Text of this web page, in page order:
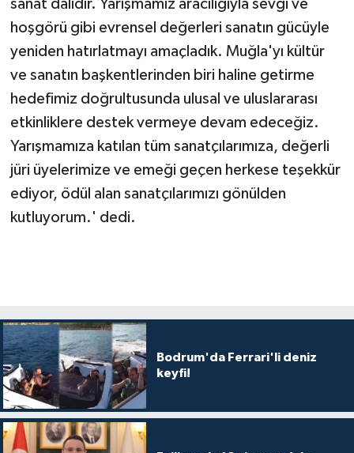
sanat dalıdır. Yarışmamız aracılığıyla sevgi ve
hoşgörü gibi evrensel değerleri sanatın gücüyle
yeniden hatırlatmayı amaçladık. Muğla'yı kültür
ve sanatın başkentlerinden biri haline getirme
hedefimiz doğrultusunda ulusal ve uluslararası
etkinliklere destek vermeye devam edeceğiz.
Yarışmamıza katılan tüm sanatçılarımıza, değerli
jüri üyelerimize ve emeği geçen herkese teşekkür
ediyor, ödül alan sanatçılarımızı gönülden
kutluyorum.' dedi.
Bodrum'da Ferrari'li deniz
keyfi!